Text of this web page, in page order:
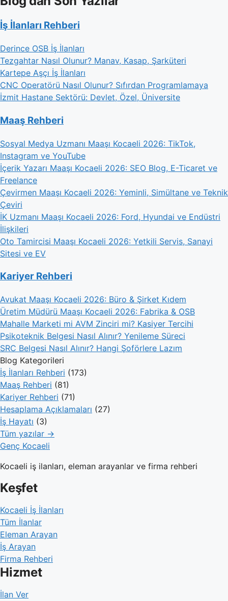
İş İlanları Rehberi
Derince OSB İş İlanları
Tezgahtar Nasıl Olunur? Manav, Kasap, Şarküteri
Kartepe Aşçı İş İlanları
CNC Operatörü Nasıl Olunur? Sıfırdan Programlamaya
İzmit Hastane Sektörü: Devlet, Özel, Üniversite
Maaş Rehberi
Sosyal Medya Uzmanı Maaşı Kocaeli 2026: TikTok,
Instagram ve YouTube
İçerik Yazarı Maaşı Kocaeli 2026: SEO Blog, E-Ticaret ve
Freelance
Çevirmen Maaşı Kocaeli 2026: Yeminli, Simültane ve Teknik
Çeviri
İK Uzmanı Maaşı Kocaeli 2026: Ford, Hyundai ve Endüstri
İlişkileri
Oto Tamircisi Maaşı Kocaeli 2026: Yetkili Servis, Sanayi
Sitesi ve EV
Kariyer Rehberi
Avukat Maaşı Kocaeli 2026: Büro & Şirket Kıdem
Üretim Müdürü Maaşı Kocaeli 2026: Fabrika & OSB
Mahalle Marketi mi AVM Zinciri mi? Kasiyer Tercihi
Psikoteknik Belgesi Nasıl Alınır? Yenileme Süreci
SRC Belgesi Nasıl Alınır? Hangi Şoförlere Lazım
Blog Kategorileri
İş İlanları Rehberi (173)
Maaş Rehberi (81)
Kariyer Rehberi (71)
Hesaplama Açıklamaları (27)
İş Hayatı (3)
Tüm yazılar →
Genç Kocaeli
Kocaeli iş ilanları, eleman arayanlar ve firma rehberi
Keşfet
Kocaeli İş İlanları
Tüm İlanlar
Eleman Arayan
İş Arayan
Firma Rehberi
Hizmet
İlan Ver